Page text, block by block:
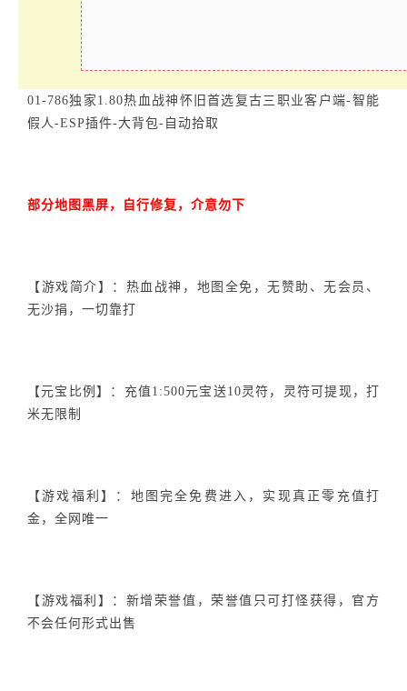
01-786独家1.80热血战神怀旧首选复古三职业客户端-智能
假人-ESP插件-大背包-自动拾取
部分地图黑屏，自行修复，介意勿下
【游戏简介】：热血战神，地图全免，无赞助、无会员、
无沙捐，一切靠打
【元宝比例】：充值1:500元宝送10灵符，灵符可提现，打
米无限制
【游戏福利】：地图完全免费进入，实现真正零充值打
金，全网唯一
【游戏福利】：新增荣誉值，荣誉值只可打怪获得，官方
不会任何形式出售